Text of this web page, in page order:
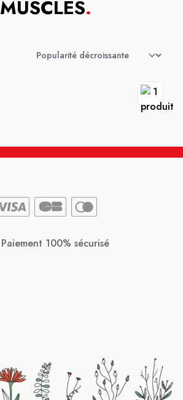
MUSCLES.
Paiement 100% sécurisé